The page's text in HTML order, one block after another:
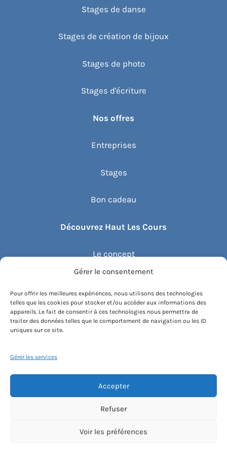
Gérer le consentement
Pour offrir les meilleures expériences, nous utilisons des technologies
telles que les cookies pour stocker et/ou accéder aux informations des
appareils. Le fait de consentir à ces technologies nous permettra de
traiter des données telles que le comportement de navigation ou les ID
uniques sur ce site.
Gérer les services
Accepter
Refuser
Voir les préférences
Stages de danse
Stages de création de bijoux
Stages de photo
Stages d'écriture
Nos offres
Entreprises
Stages
Bon cadeau
Découvrez Haut Les Cours
Le concept
Blog
Conditions générales de vente
Mentions légales
Politique de cookies